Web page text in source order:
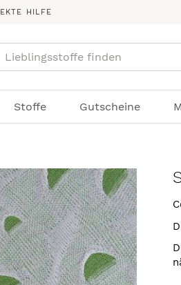
HILFE
Stoffe Gutscheine